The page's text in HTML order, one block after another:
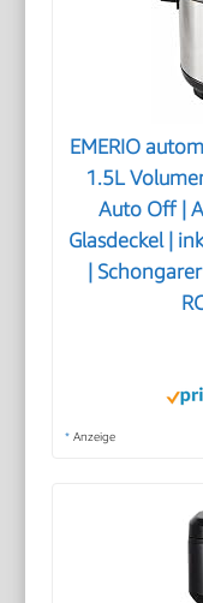
EMERIO
1.5L
Auto Off |
Glasdeckel |
|
* Anzeige